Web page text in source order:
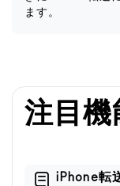
ます。
注目機
iPhone転